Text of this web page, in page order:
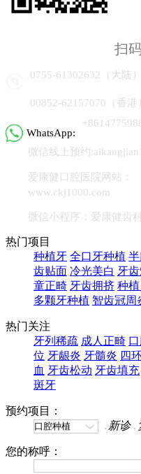
扫
0755-61302632
00852-62157070（香港
WhatsApp:
微信线上预约
爱康健口腔医院网站：
www.ckj1000.com
微信小程序：爱康健齿科
热门项目
种植牙 全口牙种植
齿贴面 冷光美白 牙
童正畸 牙齿拥挤 种
多颗牙种植 智齿冠周
热门关注
牙列稀疏 成人正畸
位 牙龈炎 牙髓炎 四
血 牙齿松动 牙齿填充
斑牙
预约项目：
新诊
您的称呼：